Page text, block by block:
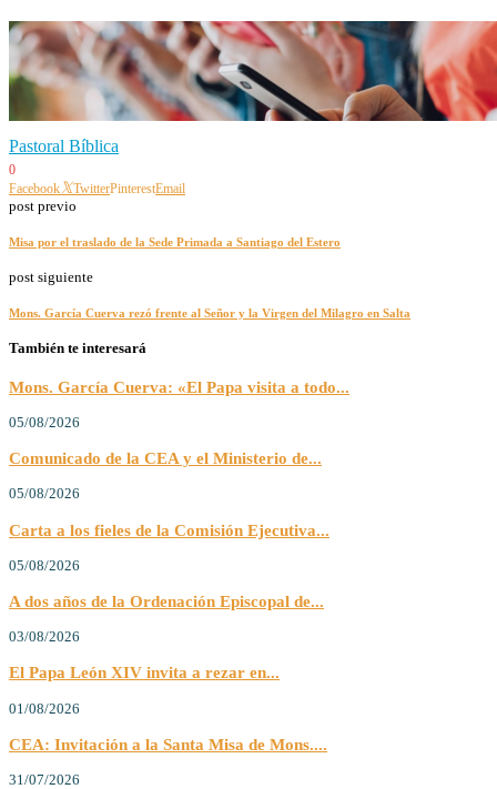
Pastoral Bíblica
0
Facebook
TwitterPinterestEmail
post previo
Misa por el traslado de la Sede Primada a Santiago del Estero
post siguiente
Mons. García Cuerva rezó frente al Señor y la Virgen del Milagro en Salta
También te interesará
Mons. García Cuerva: «El Papa visita a todo...
05/08/2026
Comunicado de la CEA y el Ministerio de...
05/08/2026
Carta a los fieles de la Comisión Ejecutiva...
05/08/2026
A dos años de la Ordenación Episcopal de...
03/08/2026
El Papa León XIV invita a rezar en...
01/08/2026
CEA: Invitación a la Santa Misa de Mons....
31/07/2026